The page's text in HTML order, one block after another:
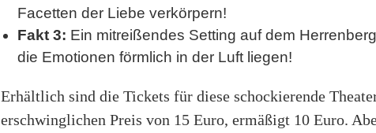
Facetten der Liebe verkörpern!
Fakt 3: Ein mitreißendes Setting auf dem
die Emotionen förmlich in der Luft liegen!
Erhältlich sind die Tickets für diese schockierende
erschwinglichen Preis von 15 Euro, ermäßigt 10 Euro.